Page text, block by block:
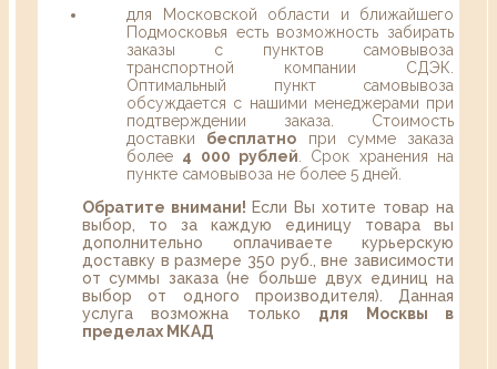
для Московской области и ближайшего
Подмосковья есть возможность забирать
заказы с пунктов самовывоза
транспортной компании СДЭК.
Оптимальный пункт самовывоза
обсуждается с нашими менеджерами при
подтверждении заказа. Стоимость
доставки бесплатно при сумме заказа
более 4 000 рублей . Срок хранения на
пункте самовывоза не более 5 дней.
Обратите внимани! Если Вы хотите товар на
выбор, то за каждую единицу товара вы
дополнительно оплачиваете курьерскую
доставку в размере 350 руб., вне зависимости
от суммы заказа (не больше двух единиц на
выбор от одного производителя). Данная
услуга возможна только для Москвы в
пределах МКАД